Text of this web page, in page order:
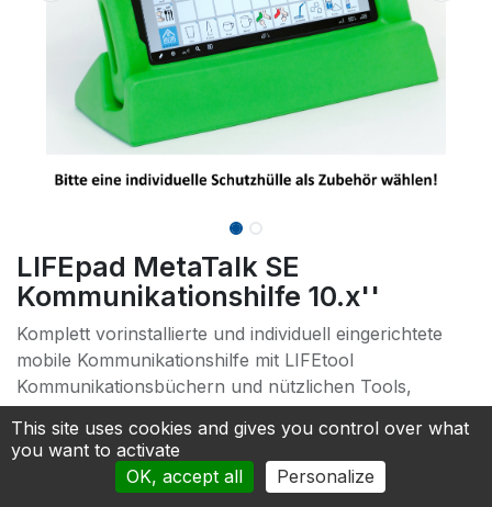
LIFEpad MetaTalk SE
Kommunikationshilfe 10.x''
Komplett vorinstallierte und individuell eingerichtete
mobile Kommunikationshilfe mit LIFEtool
Kommunikationsbüchern und nützlichen Tools,
Support und 2 Jahre Schutzpaket.
* LIFEpad MetaTalk PRO SE beinhaltet:
* - iOS Betriebssystem (11", 256 GB, WIFI)
- App MetaTalk Pro SE inkl. Jungen- und Mädchen-
This site uses cookies and gives you control over what
you want to activate
OK, accept all
Personalize